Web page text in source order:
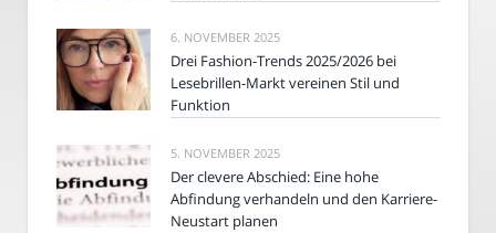
6. NOVEMBER 2025
Drei Fashion-Trends 2025/2026 bei
Lesebrillen-Markt vereinen Stil und
Funktion
5. NOVEMBER 2025
Der clevere Abschied: Eine hohe
Abfindung verhandeln und den Karriere-
Neustart planen